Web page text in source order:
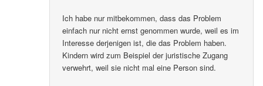
Ich habe nur mitbekommen, dass das Problem
einfach nur nicht ernst genommen wurde, weil es im
Interesse derjenigen ist, die das Problem haben.
Kindern wird zum Beispiel der juristische Zugang
verwehrt, weil sie nicht mal eine Person sind.